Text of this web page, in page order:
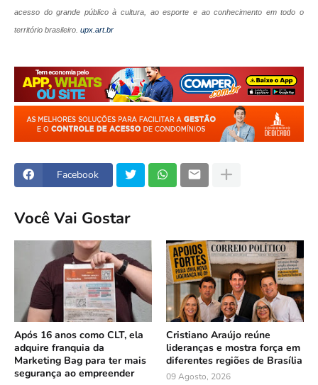
acesso do grande público à cultura, ao esporte e ao conhecimento em todo o
território brasileiro. upx.art.br
Facebook
Você Vai Gostar
Após 16 anos como CLT, ela
adquire franquia da
Marketing Bag para ter mais
segurança ao empreender
Cristiano Araújo reúne
lideranças e mostra força em
diferentes regiões de Brasília
09 Agosto, 2026